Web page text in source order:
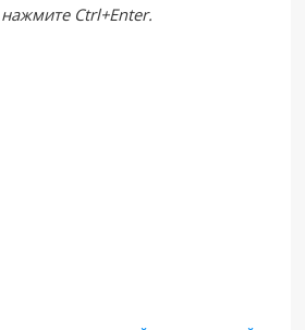
нажмите Ctrl+Enter.